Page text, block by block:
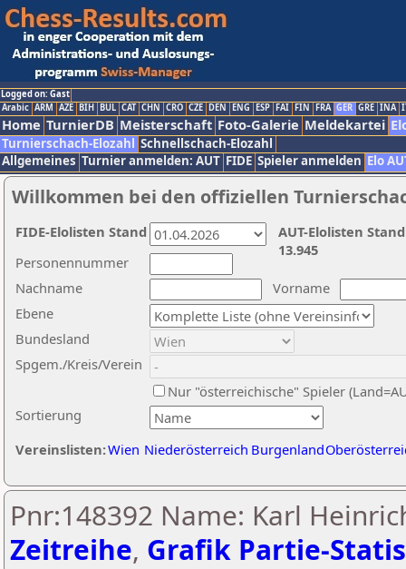
Logged on: Gast
Arabic ARM AZE BIH BUL CAT CHN CRO CZE DEN ENG ESP FAI FIN FRA GER GRE INA
Home TurnierDB Meisterschaft Foto-Galerie Meldekartei
Turnierschach-Elozahl Schnellschach-Elozahl
Allgemeines Turnier anmelden: AUT FIDE Spieler anmelden Elo
Willkommen bei den offiziellen
Nachname
Vorname
Ebene
Sortierung
Personennummer
Bundesland
Spgem./Kreis/Verein
Nur "österreichische" Spieler
Vereinslisten:Wien Niederösterreich Burgenland
AUT-Elolisten
13.945
FIDE-Elolisten Stand
Pnr:148392 Name: Karl
Zeitreihe, Grafik Partie-